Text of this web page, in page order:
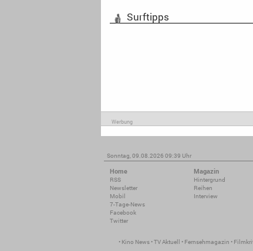
Surftipps
Werbung
Sonntag, 09.08.2026 09:39 Uhr
Home
RSS
Newsletter
Mobil
7-Tage-News
Facebook
Twitter
Magazin
Hintergrund
Reihen
Interview
• Kino News •TV Aktuell • Fernsehmagazin •